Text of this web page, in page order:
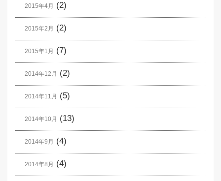
2015年4月 (2)
2015年2月 (2)
2015年1月 (7)
2014年12月 (2)
2014年11月 (5)
2014年10月 (13)
2014年9月 (4)
2014年8月 (4)